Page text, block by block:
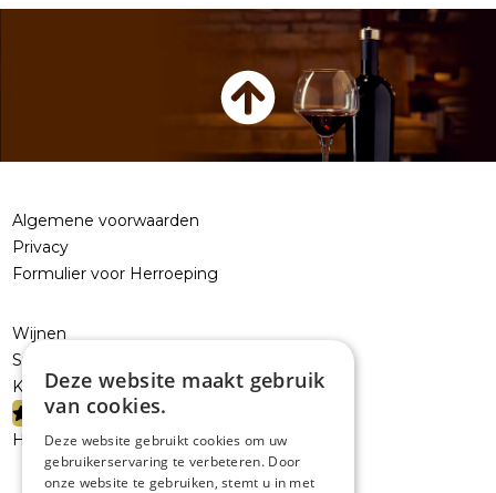
Algemene voorwaarden
Privacy
Formulier voor Herroeping
Wijnen
Sterke dranken
Kelderresten
PROMOTIES
Handelaars
Deze website maakt gebruik
van cookies.
Deze website gebruikt cookies om uw
gebruikerservaring te verbeteren. Door
onze website te gebruiken, stemt u in met